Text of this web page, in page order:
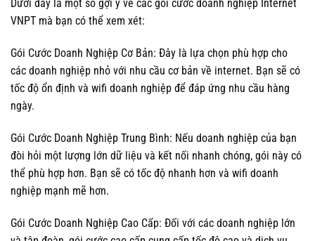
Dưới đây là một số gợi ý về các gói cước doanh nghiệp Internet
VNPT mà bạn có thể xem xét:
Gói Cước Doanh Nghiệp Cơ Bản: Đây là lựa chọn phù hợp cho
các doanh nghiệp nhỏ với nhu cầu cơ bản về internet. Bạn sẽ có
tốc độ ổn định và wifi doanh nghiệp để đáp ứng nhu cầu hàng
ngày.
Gói Cước Doanh Nghiệp Trung Bình: Nếu doanh nghiệp của bạn
đòi hỏi một lượng lớn dữ liệu và kết nối nhanh chóng, gói này có
thể phù hợp hơn. Bạn sẽ có tốc độ nhanh hơn và wifi doanh
nghiệp mạnh mẽ hơn.
Gói Cước Doanh Nghiệp Cao Cấp: Đối với các doanh nghiệp lớn